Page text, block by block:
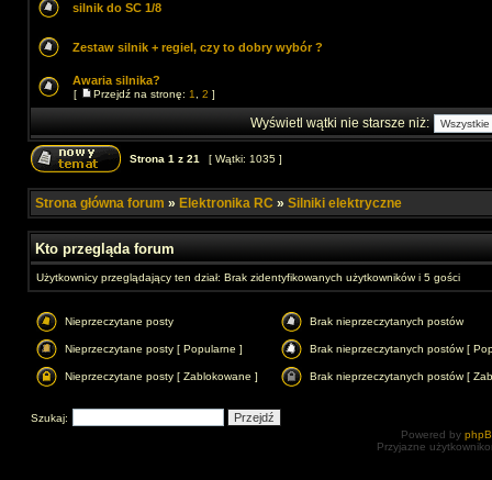
silnik do SC 1/8
Zestaw silnik + regiel, czy to dobry wybór ?
Awaria silnika?
[ Przejdź na stronę: 1 2 ]
Wyświetl wątki nie starsze niż:
Strona 1 z 21 [ Wątki: 1035 ]
Strona główna forum » Elektronika RC » Silniki elektryczne
Kto przegląda forum
Użytkownicy przeglądający ten dział: Brak zidentyfikowanych użytkowników i 5 gości
Nieprzeczytane posty Brak nieprzeczytanych postów
Nieprzeczytane posty [ Popularne ] Brak nieprzeczytanych postów [
Nieprzeczytane posty [ Zablokowane ] Brak nieprzeczytanych postów [
Szukaj:
Powered by
Przyjazne